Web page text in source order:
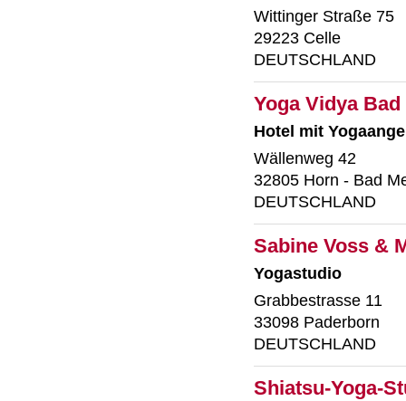
Wittinger Straße 75
29223 Celle
DEUTSCHLAND
Yoga Vidya
Hotel mit
Wällenweg 42
32805 Horn - Bad
DEUTSCHLAND
Sabine Voss &
Yogastudio
Grabbestrasse 11
33098 Paderborn
DEUTSCHLAND
Shiatsu-Yoga-